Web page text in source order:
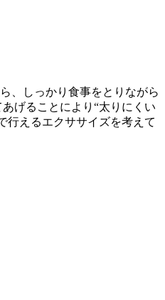
、しっかり食事をとりながら
げることにより“太りにくい
行えるエクササイズを考えて